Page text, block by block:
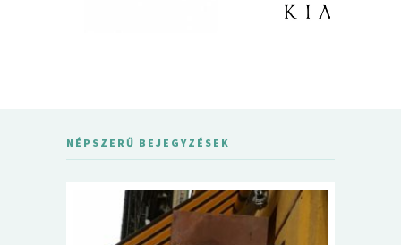
NÉPSZERŰ BEJEGYZÉSEK